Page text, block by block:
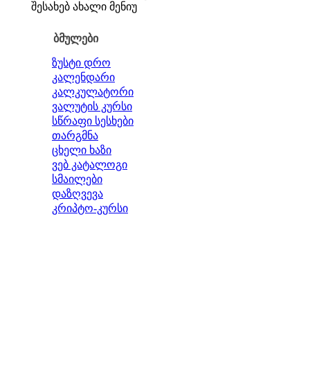
შესახებ ახალი მენიუ
ბმულები
ზუსტი დრო
კალენდარი
კალკულატორი
ვალუტის კურსი
სწრაფი სესხები
თარგმნა
ცხელი ხაზი
ვებ კატალოგი
სმაილები
დაზღვევა
კრიპტო-კურსი